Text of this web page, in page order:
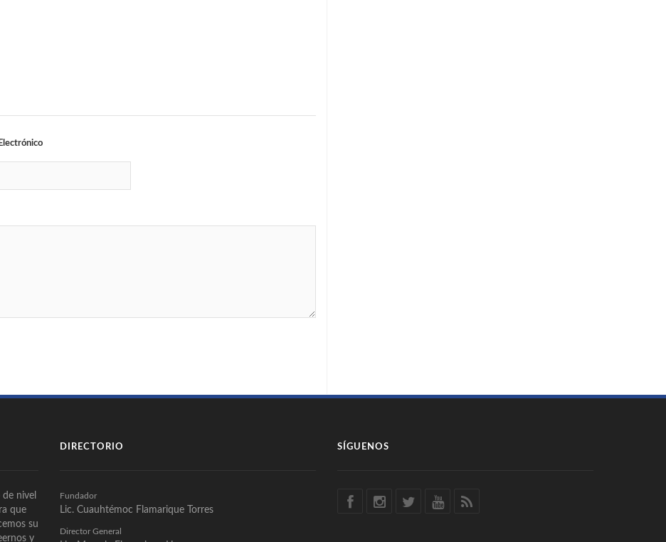
nivel
que
su
y
DIRECTORIO
Fundador
Lic. Cuauhtémoc Flamarique Torres
Director General
SÍGUENOS